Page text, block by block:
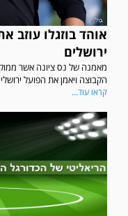
אוהד בוזגלו עוזב
ירושלים
מאמנה של נס ציונה אשר
הקבוצה ויאמן את הפועל
קראו עוד...